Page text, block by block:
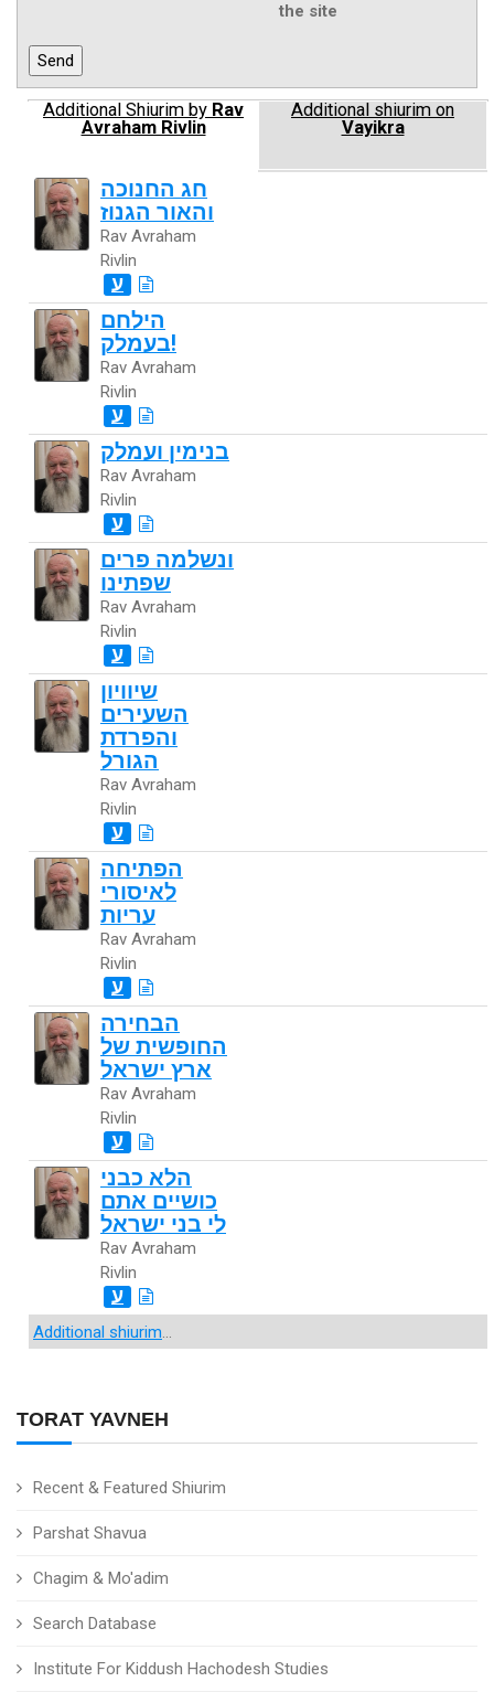
TORAT YAVNEH
Recent & Featured Shiurim
Parshat Shavua
Chagim & Mo'adim
Search Database
Institute For Kiddush Hachodesh Studies
the site
Additional Shiurim by Rav
Avraham Rivlin
Additional shiurim on
Vayikra
חג החנוכה
והאור הגנוז
Rav Avraham
Rivlin
ע
הילחם
בעמלק!
Rav Avraham
Rivlin
ע
בנימין ועמלק
Rav Avraham
Rivlin
ע
ונשלמה פרים
שפתינו
Rav Avraham
Rivlin
ע
שיוויון
השעירים
והפרדת
הגורל
Rav Avraham
Rivlin
ע
הפתיחה
לאיסורי
עריות
Rav Avraham
Rivlin
ע
הבחירה
החופשית של
ארץ ישראל
Rav Avraham
Rivlin
ע
הלא כבני
כושיים אתם
לי בני ישראל
Rav Avraham
Rivlin
ע
Additional shiurim...